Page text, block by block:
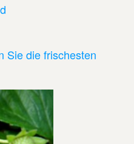
Sie die frischesten